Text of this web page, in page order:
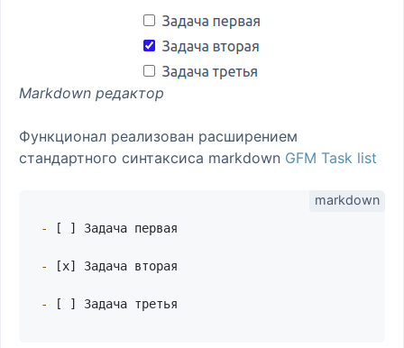
Markdown редактор
Функционал реализован расширением
стандартного синтаксиса markdown GFM Task list
- [ ] Задача первая
- [x] Задача вторая
-